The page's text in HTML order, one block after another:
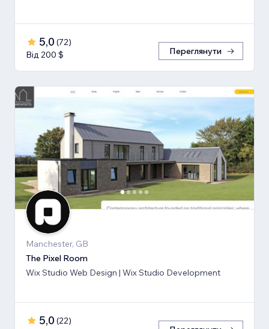
5,0 (72)
Від 200 $
Переглянути
Manchester, GB
The Pixel Room
Wix Studio Web Design | Wix Studio Development
5,0 (22)